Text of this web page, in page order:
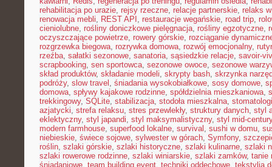
rehabilitacja po urazie, rejsy rzeczne, relacje partnerskie, relaks
renowacja mebli, REST API , restauracje wegańskie, road trip,
cieniolubne, rośliny doniczkowe pielęgnacja, rośliny egzotyczne,
oczyszczające powietrze, rowery górskie, rozciąganie
rozgrzewka biegowa, rozrywka domowa, rozwój emocjonalny,
rzeźba, sałatki sezonowe, sanatoria, sąsiedzkie relacje, savoir-
scrapbooking, sen sportowca, sezonowe owoce, sezonowe
skład produktów, składanie modeli, skrypty bash, skrzynka
podróży, slow travel , śniadania wysokobiałkowe, sosy domowe,
domowa, spływy kajakowe rodzinne, spółdzielnia mieszkaniowa,
trekkingowy, SQLite, stabilizacja, stodoła mieszkalna,
azjatycki, strefa relaksu, stres przewlekły, struktury danych, styl
eklektyczny, styl japandi, styl maksymalistyczny, styl mid-century
modern farmhouse, superfood lokalne, survival , sushi w domu,
niebieskie, świece sojowe, sylwester w górach, Symfony,
roślin, szlaki górskie, szlaki historyczne, szlaki kulinarne, szlaki
szlaki rowerowe rodzinne, szlaki winiarskie, szlaki zamków, tanie
śniadaniowe, team building event, techniki oddechowe, tekstylia